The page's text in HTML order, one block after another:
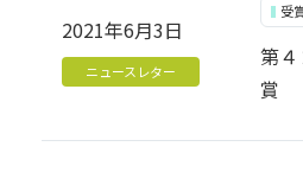
2021年6月3日
ニュースレター
受
第
賞